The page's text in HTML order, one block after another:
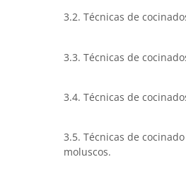
3.2. Técnicas de
3.3. Técnicas de
3.4. Técnicas de
3.5. Técnicas de
moluscos.